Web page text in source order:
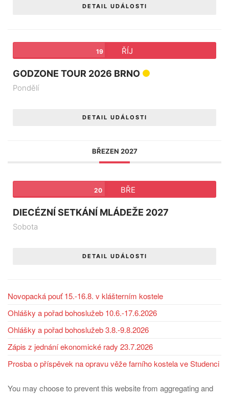
DETAIL UDÁLOSTI
19 ŘÍJ
GODZONE TOUR 2026 BRNO
Pondělí
DETAIL UDÁLOSTI
BŘEZEN 2027
20 BŘE
DIECÉZNÍ SETKÁNÍ MLÁDEŽE 2027
Sobota
DETAIL UDÁLOSTI
Novopacká pouť 15.-16.8. v klášterním kostele
Ohlášky a pořad bohoslužeb 10.6.-17.6.2026
Ohlášky a pořad bohoslužeb 3.8.-9.8.2026
Zápis z jednání ekonomické rady 23.7.2026
Prosba o příspěvek na opravu věže farního kostela ve Studenci
You may choose to prevent this website from aggregating and